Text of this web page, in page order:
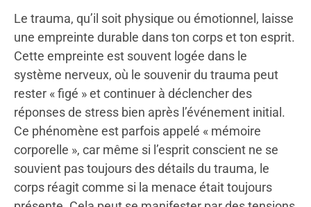
Le trauma, qu’il soit physique ou émotionnel, laisse
une empreinte durable dans ton corps et ton esprit.
Cette empreinte est souvent logée dans le
système nerveux, où le souvenir du trauma peut
rester « figé » et continuer à déclencher des
réponses de stress bien après l’événement initial.
Ce phénomène est parfois appelé « mémoire
corporelle », car même si l’esprit conscient ne se
souvient pas toujours des détails du trauma, le
corps réagit comme si la menace était toujours